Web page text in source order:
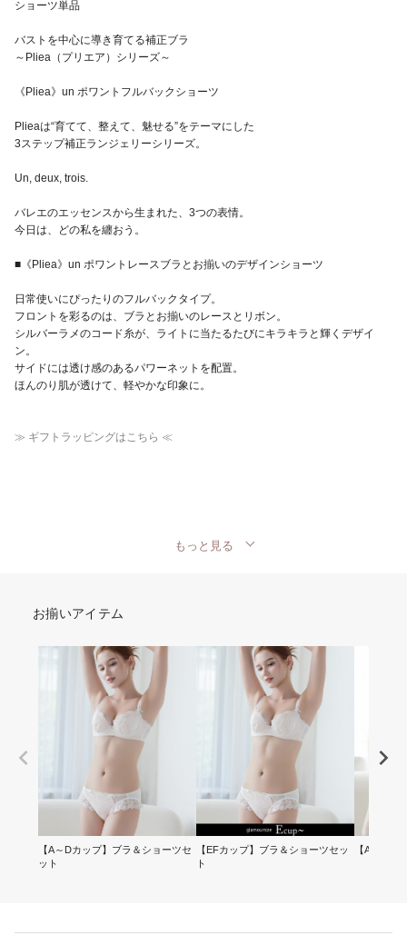
ショーツ単品
バストを中心に導き育てる補正ブラ
～Pliea（プリエア）シリーズ～
《Pliea》un ポワントフルバックショーツ
Plieaは“育てて、整えて、魅せる”をテーマにした
3ステップ補正ランジェリーシリーズ。
Un, deux, trois.
バレエのエッセンスから生まれた、3つの表情。
今日は、どの私を纏おう。
■《Pliea》un ポワントレースブラとお揃いのデザインショーツ
日常使いにぴったりのフルバックタイプ。
フロントを彩るのは、ブラとお揃いのレースとリボン。
シルバーラメのコード糸が、ライトに当たるたびにキラキラと輝くデザイ
ン。
サイドには透け感のあるパワーネットを配置。
ほんのり肌が透けて、軽やかな印象に。
≫ ギフトラッピングはこちら ≪
もっと見る
お揃いアイテム
【A～Dカップ】ブラ＆ショーツセ
ット
【EFカップ】ブラ＆ショーツセッ
ト
【A～Dカ